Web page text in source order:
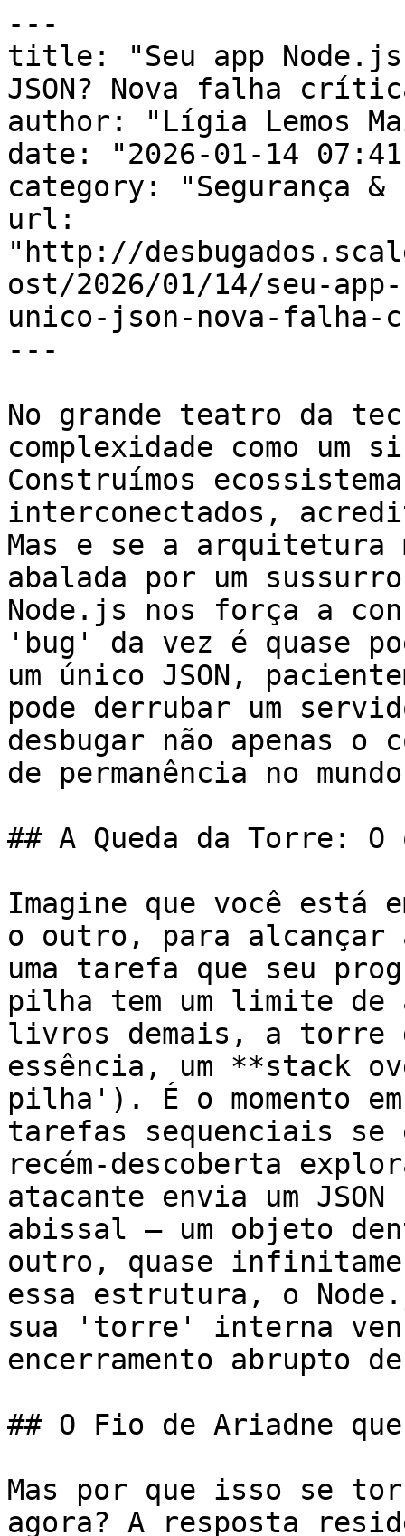
---
title: "Seu app Node.js
JSON? Nova falha
author: "Lígia Lemos
date: "2026-01-14
category: "Segurança
url:
"http://
ost/2026/01/14/seu-
unico-json-nova-
---
No grande teatro da
complexidade como um
Construímos
interconectados,
Mas e se a arquitetura
abalada por um
Node.js nos força a
'bug' da vez é quase
um único JSON,
pode derrubar um
desbugar não apenas
de permanência no
## A Queda da Torre: O
Imagine que você está
o outro, para
uma tarefa que seu
pilha tem um limite
livros demais, a torre
essência, um **stack
pilha'). É o momento
tarefas sequenciais
recém-descoberta
atacante envia um JSON
abissal – um objeto
outro, quase
essa estrutura, o
sua 'torre' interna
encerramento abrupto
## O Fio de Ariadne
Mas por que isso se
agora? A resposta